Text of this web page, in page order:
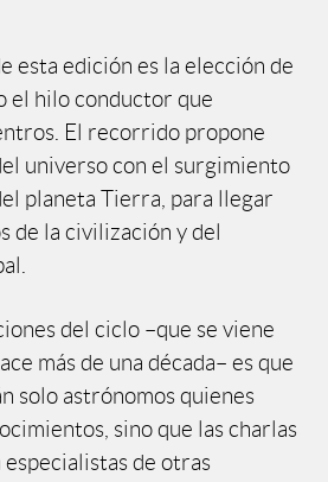
esta edición es la elección de
el hilo conductor que
El recorrido propone
universo con el surgimiento
planeta Tierra, para llegar
de la civilización y del
del ciclo –que se viene
más de una década– es que
solo astrónomos quienes
sino que las charlas
de otras